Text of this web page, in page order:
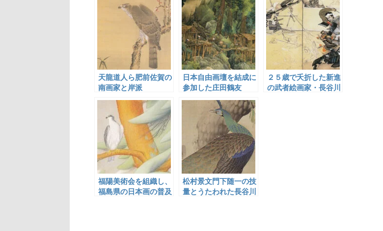
天龍道人ら肥前佐賀の
南画家と岸派
日本自由画壇を結成に
参加した庄田鶴友
２５歳で夭折した新進
の武者絵画家・長谷川
福陽美術会を組織し、
福島県の日本画の普及
松村景文門下随一の技
量とうたわれた長谷川